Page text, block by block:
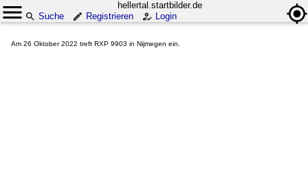
hellertal.startbilder.de
Suche
Registrieren Login
Am 26 Oktober 2022 treft RXP 9903 in Nijmegen ein.